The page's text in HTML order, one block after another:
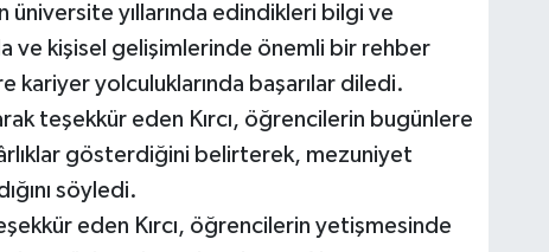
yıllarında edindikleri bilgi ve
ve kişisel gelişimlerinde önemli bir rehber
kariyer yolculuklarında başarılar diledi.
teşekkür eden Kırcı, öğrencilerin bugünlere
gösterdiğini belirterek, mezuniyet
söyledi.
eden Kırcı, öğrencilerin yetişmesinde